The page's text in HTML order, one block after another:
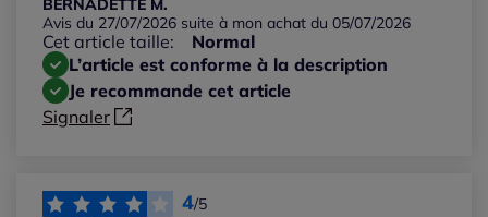
Notes les plus basses
Avis du 27/07/2026 suite à mon achat du 05/07/2026
Cet article taille:
Normal
L’article est conforme à la description
Je recommande cet article
Signaler
4/5